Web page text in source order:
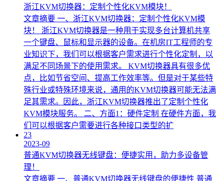
浙江KVM切换器：定制个性化KVM模块！
文章摘要 一、浙江KVM切换器：定制个性化KVM模
块！ 浙江KVM切换器是一种用于实现多台计算机共享
一个键盘、鼠标和显示器的设备。在机房IT工程师的专
业知识下，我们可以根据客户需求进行个性化定制，以
满足不同场景下的使用需求。 KVM切换器具有很多优
点，比如节省空间、提高工作效率等。但是对于某些特
殊行业或特殊环境来说，通用的KVM切换器可能无法满
足其需求。因此，浙江KVM切换器推出了定制个性化
KVM模块服务。 二、方面1：硬件定制 在硬件方面，我
们可以根据客户需要进行各种接口类型的扩
23
2023-09
普通KVM切换器无线键盘：便捷实用，助力多设备管
理！
文章摘要 一、普通KVM切换器无线键盘的便捷性 普通